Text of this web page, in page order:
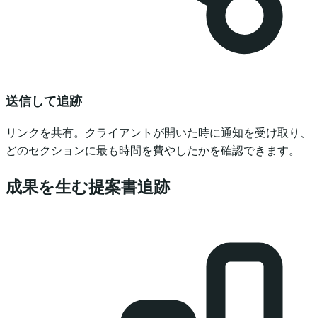
送信して追跡
リンクを共有。クライアントが開いた時に通知を受け取り、
どのセクションに最も時間を費やしたかを確認できます。
成果を生む提案書追跡